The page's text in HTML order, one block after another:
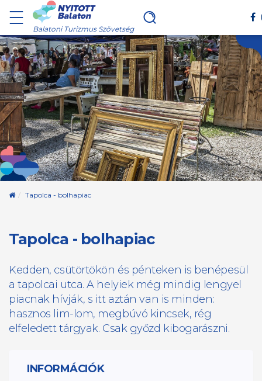
Balatoni Turizmus Szövetség
Kezdőoldal
Tapolca - bolhapiac
Tapolca - bolhapiac
Kedden, csütörtökön és pénteken is benépesül
a tapolcai utca. A helyiek még mindig lengyel
piacnak hívják, s itt aztán van is minden:
hasznos lim-lom, megbúvó kincsek, rég
elfeledett tárgyak. Csak győzd kibogarászni.
INFORMÁCIÓK